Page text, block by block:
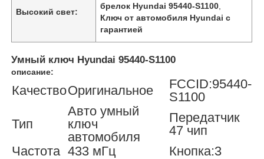
Высокий свет:
брелок Hyundai 95440-S1100
Ключ от автомобиля Hyundai с
гарантией
Умный ключ Hyundai 95440-S1100
описание:
КачествоОригинальное
FCCID:95440-
S1100
Тип
Авто умный
ключ
автомобиля
Передатчик
47 чип
Частота 433 мГц Кнопка:3